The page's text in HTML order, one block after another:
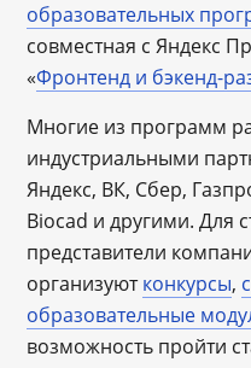
образовательных
совместная с Яндекс
«Фронтенд и бэкенд-
Многие из программ
индустриальными
Яндекс, ВК, Сбер,
Biocad и другими. Для
представители
организуютконкурсы,
образовательные
возможность пройти